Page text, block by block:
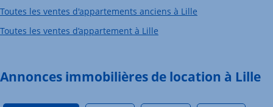
Toutes les ventes d'appartements anciens à Lille
Toutes les ventes d’appartement à Lille
Annonces immobilières de location à Lille